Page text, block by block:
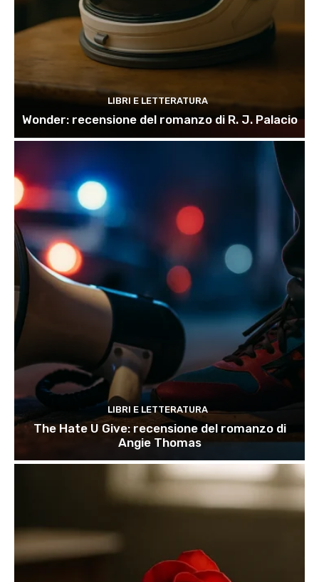
LIBRI E LETTERATURA
Wonder: recensione del romanzo di R. J. Palacio
LIBRI E LETTERATURA
The Hate U Give: recensione del romanzo di
Angie Thomas